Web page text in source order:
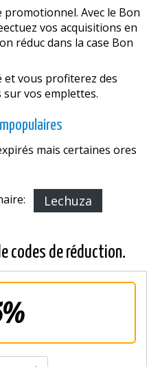
promotionnel. Avec le Bon
vos acquisitions en
réduc dans la case Bon
et vous profiterez des
vos emplettes.
mais certaines offres
Lechuza
codes de réduction.